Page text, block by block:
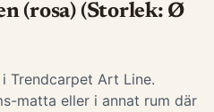
(rosa) (Storlek: Ø
Trendcarpet Art Line.
matta eller i annat rum där